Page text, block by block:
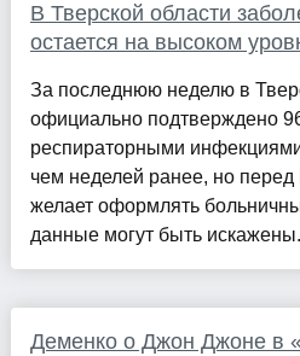
В Тверской области
остается на высоком
За последнюю неделю в
официально подтверждено
респираторными
чем неделей ранее, но
желает оформлять
данные могут быть
Деменко о Джон Джоне в